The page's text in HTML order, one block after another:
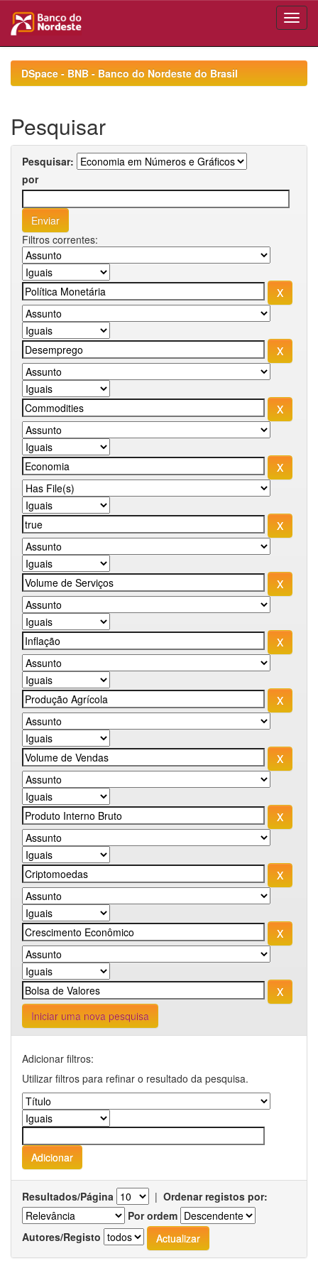
navigationDSpace - BNB - Banco do Nordeste do Brasil
Pesquisar
Pesquisar:
por
Filtros correntes:
Iniciar uma nova pesquisa
Adicionar filtros:
Utilizar filtros para refinar o resultado da pesquisa.
Resultados/Página | Ordenar registos por:
Por ordem
Autores/Registo